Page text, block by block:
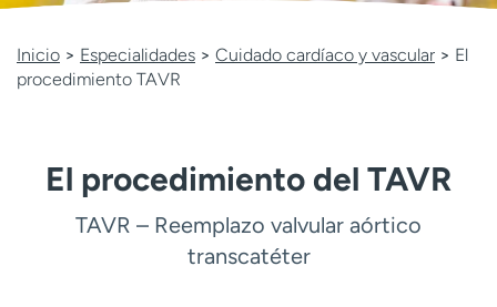
Ready. Set. CO.
Ensayos clínicos
Empleados
Profesionales
Atención a medios de
Inicio > Especialidades > Cuidado cardíaco y vascular > El
procedimiento TAVR
El procedimiento del TAVR
TAVR – Reemplazo valvular aórtico
transcatéter